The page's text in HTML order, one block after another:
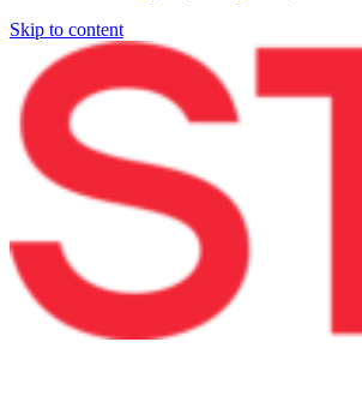
Skip to content